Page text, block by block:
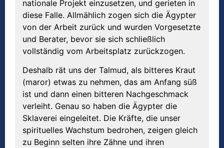
nationale Projekt einzusetzen, und gerieten in
diese Falle. Allmählich zogen sich die Ägypter
von der Arbeit zurück und wurden Vorgesetzte
und Berater, bevor sie sich schließlich
vollständig vom Arbeitsplatz zurückzogen.
Deshalb rät uns der Talmud, als bitteres Kraut
(maror) etwas zu nehmen, das am Anfang süß
ist und dann einen bitteren Nachgeschmack
verleiht. Genau so haben die Ägypter die
Sklaverei eingeleitet. Die Kräfte, die unser
spirituelles Wachstum bedrohen, zeigen gleich
zu Beginn selten ihre Zähne und ihren